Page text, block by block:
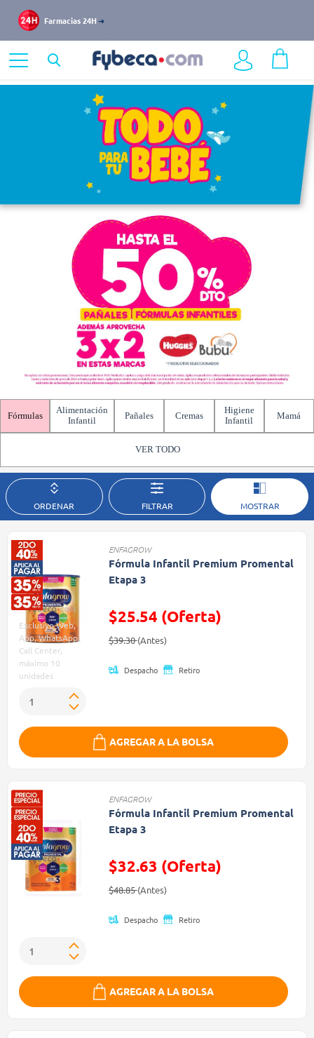
Farmacias 24H
Días Especiales Bebé
Fórmulas
Alimentación
Infantil
Pañales Cremas
Higiene
Infantil
Mamá
VER TODO
ORDENAR FILTRAR MOSTRAR
Exclusivo Web,
App, WhatsApp,
Call Center,
máximo 10
unidades
ENFAGROW
Fórmula Infantil Premium Promental
Etapa 3
$25.54 (Oferta)
Precio reducido de
$39.30(Antes)(Oferta)
Despacho Retiro
AGREGAR A LA BOLSA
ENFAGROW
Fórmula Infantil Premium Promental
Etapa 3
$32.63 (Oferta)
Precio reducido de
$48.85(Antes)(Oferta)
Despacho Retiro
AGREGAR A LA BOLSA